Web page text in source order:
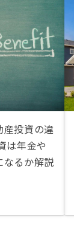
産投資の違
は年金や
なるか解説